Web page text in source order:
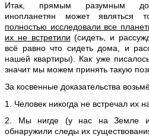
Итак, прямым разумным
инопланетян может являться
полностью исследовали все
их не встретили (сидеть, и
всё равно что сидеть дома, и
нашей квартиры). Как уже
значит мы можем принять такую
За косвенные доказательства
1. Человек никогда не встречал их
2. Мы нигде (у нас на Земле
обнаружили следы их